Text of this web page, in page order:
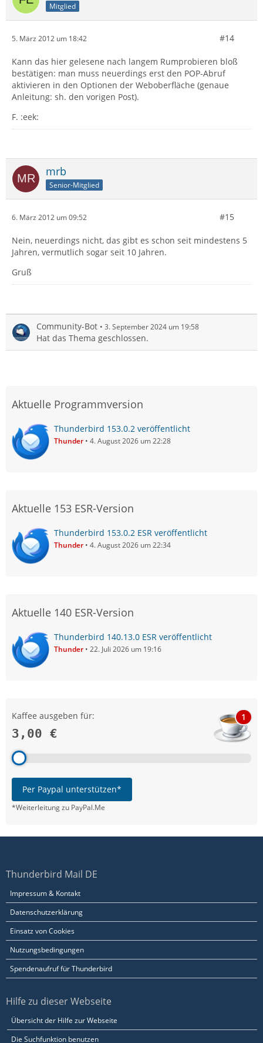
Mitglied
5. März 2012 um 18:42 #14
Kann das hier gelesene nach langem Rumprobieren bloß
bestätigen: man muss neuerdings erst den POP-Abruf
aktivieren in den Optionen der Weboberfläche (genaue
Anleitung: sh. den vorigen Post).
F. :eek:
mrb
Senior-Mitglied
6. März 2012 um 09:52 #15
Nein, neuerdings nicht, das gibt es schon seit mindestens 5
Jahren, vermutlich sogar seit 10 Jahren.
Gruß
Community-Bot 3. September 2024 um 19:58
Hat das Thema geschlossen.
Aktuelle Programmversion
Thunderbird 153.0.2 veröffentlicht
Thunder 4. August 2026 um 22:28
Aktuelle 153 ESR-Version
Thunderbird 153.0.2 ESR veröffentlicht
Thunder 4. August 2026 um 22:34
Aktuelle 140 ESR-Version
Thunderbird 140.13.0 ESR veröffentlicht
Thunder 22. Juli 2026 um 19:16
Kaffee ausgeben für:
3,00 €
1
Per Paypal unterstützen*
*Weiterleitung zu PayPal.Me
Thunderbird Mail DE
Impressum & Kontakt
Datenschutzerklärung
Einsatz von Cookies
Nutzungsbedingungen
Spendenaufruf für Thunderbird
Hilfe zu dieser Webseite
Übersicht der Hilfe zur Webseite
Die Suchfunktion benutzen